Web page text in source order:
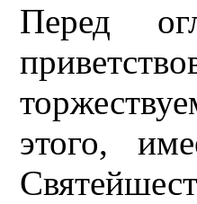
Перед
этого,